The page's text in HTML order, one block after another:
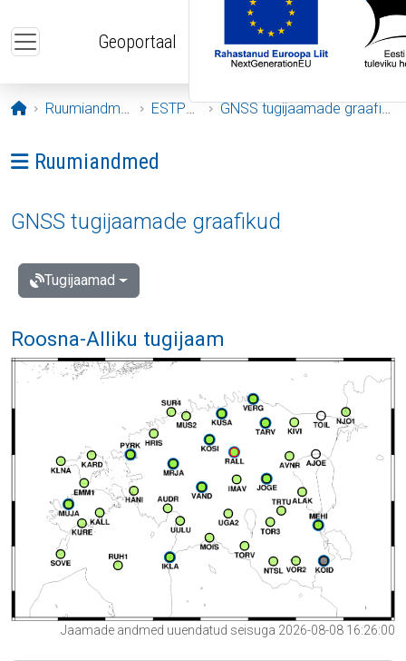
Geoportaal
Avaleht
Ruumiandmed ESTPOS GNSS tugijaamade graafikud
Ava menüü: Ruumiandmed
Ruumiandmed
GNSS tugijaamade graafikud
Tugijaamad
Roosna-Alliku tugijaam
Jaamade andmed uuendatud seisuga 2026-08-08 16:26:00